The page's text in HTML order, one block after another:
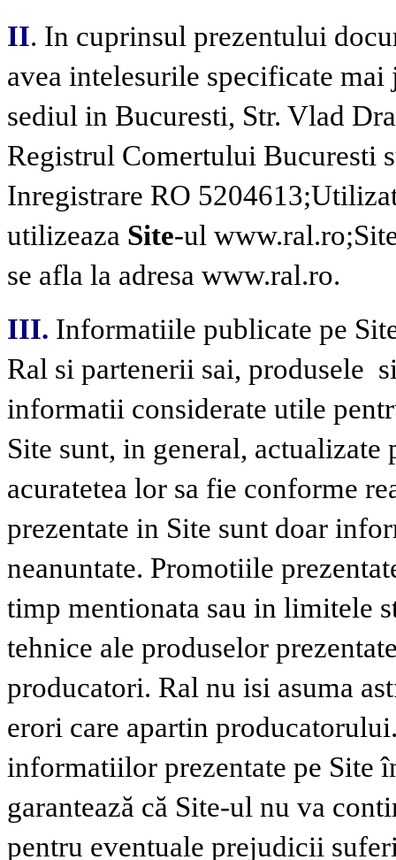
II. In cuprinsul prezentului
avea intelesurile specificate mai
sediul in Bucuresti, Str. Vlad
Registrul Comertului Bucuresti
Inregistrare RO 5204613;
utilizeaza Site-ul www.ral.ro;
se afla la adresa www.ral.ro.
III. Informatiile publicate pe
Ral si partenerii sai, produsele
informatii considerate utile
Site sunt, in general,
acuratetea lor sa fie conforme
prezentate in Site sunt doar
neanuntate. Promotiile
timp mentionata sau in limitele
tehnice ale produselor
producatori. Ral nu isi asuma
erori care apartin
informatiilor prezentate pe Site
garantează că Site-ul nu va
pentru eventuale prejudicii